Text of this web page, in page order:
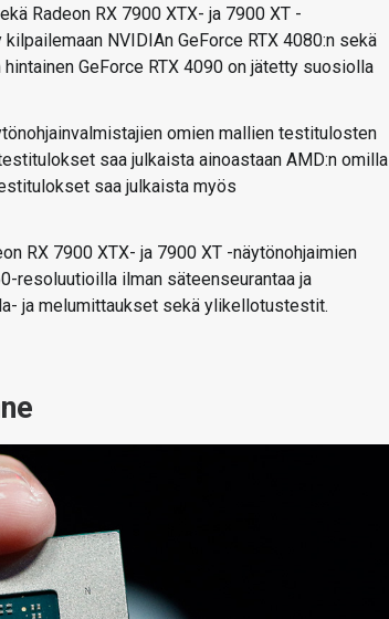
Radeon RX 7900 XTX- ja 7900 XT -
NVIDIAn GeForce RTX 4080:n sekä
GeForce RTX 4090 on jätetty suosiolla
omien mallien testitulosten
saa julkaista ainoastaan AMD:n omilla
saa julkaista myös
RX 7900 XTX- ja 7900 XT -näytönohjaimien
resoluutioilla ilman säteenseurantaa ja
ja melumittaukset sekä ylikellotustestit.